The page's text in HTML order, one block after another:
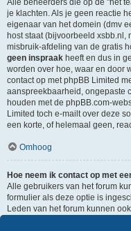
Alle beheerders die op de "het
je klachten. Als je geen reactie
eigenaar van het domein (dmv
host staat (bijvoorbeeld xsbb.nl,
misbruik-afdeling van de gratis
geen inspraak heeft en dus in
worden over hoe, waar en door
contact op met phpBB Limited
aanspreekbaarheid, ongepaste
houden met de phpBB.com-
Limited toch e-mailt over deze
een korte, of helemaal geen,
Omhoog
Hoe neem ik contact op met
Alle gebruikers van het forum
formulier als deze optie is
Leden van het forum kunnen